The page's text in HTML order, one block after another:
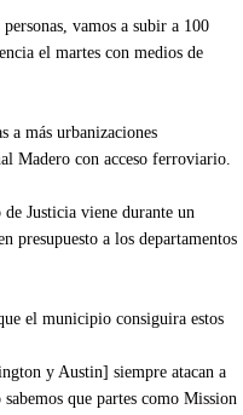
vamos a subir a 100
el martes con medios de
a más urbanizaciones
Madero con acceso ferroviario.
Justicia viene durante un
presupuesto a los departamentos
el municipio consiguira estos
y Austin] siempre atacan a
que partes como Mission